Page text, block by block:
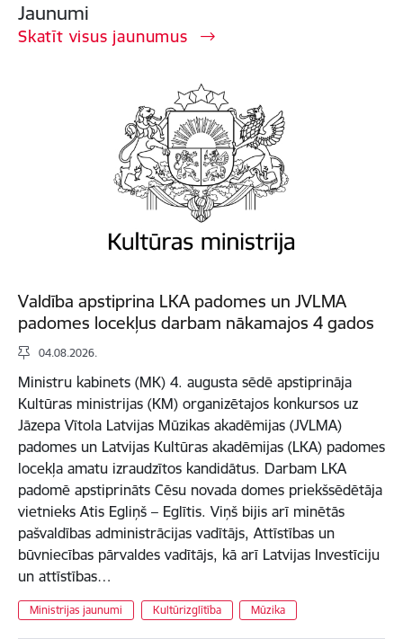
Jaunumi
Skatīt visus jaunumus
Valdība apstiprina LKA padomes un JVLMA
padomes locekļus darbam nākamajos 4 gados
04.08.2026.
Ministru kabinets (MK) 4. augusta sēdē apstiprināja
Kultūras ministrijas (KM) organizētajos konkursos uz
Jāzepa Vītola Latvijas Mūzikas akadēmijas (JVLMA)
padomes un Latvijas Kultūras akadēmijas (LKA) padomes
locekļa amatu izraudzītos kandidātus. Darbam LKA
padomē apstiprināts Cēsu novada domes priekšsēdētāja
vietnieks Atis Egliņš – Eglītis. Viņš bijis arī minētās
pašvaldības administrācijas vadītājs, Attīstības un
būvniecības pārvaldes vadītājs, kā arī Latvijas Investīciju
un attīstības…
Ministrijas jaunumi Kultūrizglītība Mūzika